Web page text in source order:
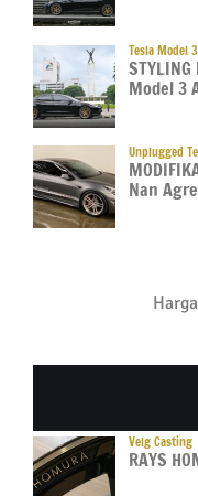
Tesla Model
STYLING
Model 3
Unplugged
Nan
Velg Casting
RAYS